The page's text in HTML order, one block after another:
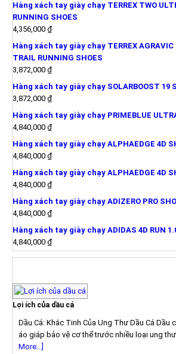
Hàng xách tay giày chạy TERREX TWO
RUNNING SHOES
4,356,000 ₫
Hàng xách tay giày chạy TERREX AGRAVIC
TRAIL RUNNING SHOES
3,872,000 ₫
Hàng xách tay giày chạy SOLARBOOST 19
3,872,000 ₫
Hàng xách tay giày chạy PRIMEBLUE
4,840,000 ₫
Hàng xách tay giày chạy ALPHAEDGE 4D
4,840,000 ₫
Hàng xách tay giày chạy ALPHAEDGE 4D
4,840,000 ₫
Hàng xách tay giày chạy ADIZERO PRO
4,840,000 ₫
Hàng xách tay giày chạy ADIDAS 4D RUN
4,840,000 ₫
Lợi ích của dầu cá
Dầu Cá: Khắc Tinh Của Ung Thư Dầu Cá Dầu
áo giáp bảo vệ cơ thể trước nhiều loại ung
More...]